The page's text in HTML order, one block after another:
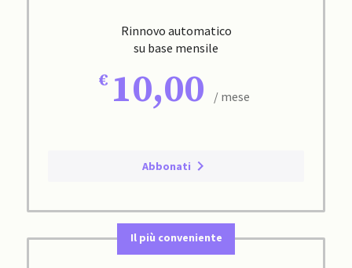
Rinnovo automatico
su base mensile
10,00 / mese
Abbonati
Il più conveniente